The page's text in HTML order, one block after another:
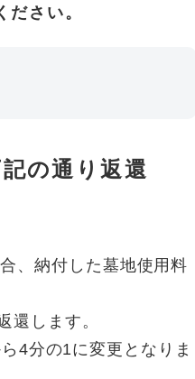
さい。
の通り返還
、納付した墓地使用料
還します。
4分の1に変更となりま